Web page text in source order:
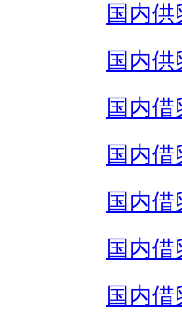
国内
国内供
国内
国内
国内
国内
国内借